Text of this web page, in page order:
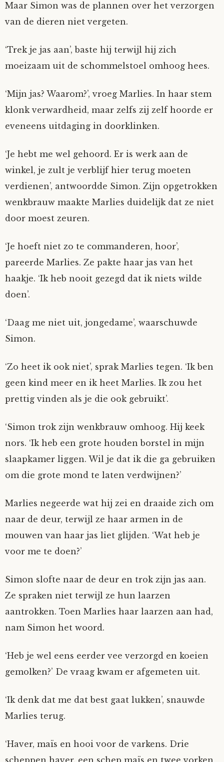
Maar Simon was de plannen over het verzorgen
van de dieren niet vergeten.
‘Trek je jas aan’, baste hij terwijl hij zich
moeizaam uit de schommelstoel omhoog hees.
‘Mijn jas? Waarom?’, vroeg Marlies. In haar stem
klonk verwardheid, maar zelfs zij zelf hoorde er
eveneens uitdaging in doorklinken.
‘Je hebt me wel gehoord. Er is werk aan de
winkel, je zult je verblijf hier terug moeten
verdienen’, antwoordde Simon. Zijn opgetrokken
wenkbrauw maakte Marlies duidelijk dat ze niet
door moest zeuren.
‘Je hoeft niet zo te commanderen, hoor’,
pareerde Marlies. Ze pakte haar jas van het
haakje. ‘Ik heb nooit gezegd dat ik niets wilde
doen’.
‘Daag me niet uit, jongedame’, waarschuwde
Simon.
‘Zo heet ik ook niet’, sprak Marlies tegen. ‘Ik ben
geen kind meer en ik heet Marlies. Ik zou het
prettig vinden als je die ook gebruikt’.
‘Simon trok zijn wenkbrauw omhoog. Hij keek
nors. ‘Ik heb een grote houden borstel in mijn
slaapkamer liggen. Wil je dat ik die ga gebruiken
om die grote mond te laten verdwijnen?’
Marlies negeerde wat hij zei en draaide zich om
naar de deur, terwijl ze haar armen in de
mouwen van haar jas liet glijden. ‘Wat heb je
voor me te doen?’
Simon slofte naar de deur en trok zijn jas aan.
Ze spraken niet terwijl ze hun laarzen
aantrokken. Toen Marlies haar laarzen aan had,
nam Simon het woord.
‘Heb je wel eens eerder vee verzorgd en koeien
gemolken?’ De vraag kwam er afgemeten uit.
‘Ik denk dat me dat best gaat lukken’, snauwde
Marlies terug.
‘Haver, maïs en hooi voor de varkens. Drie
scheppen haver, een schep maïs en twee vorken